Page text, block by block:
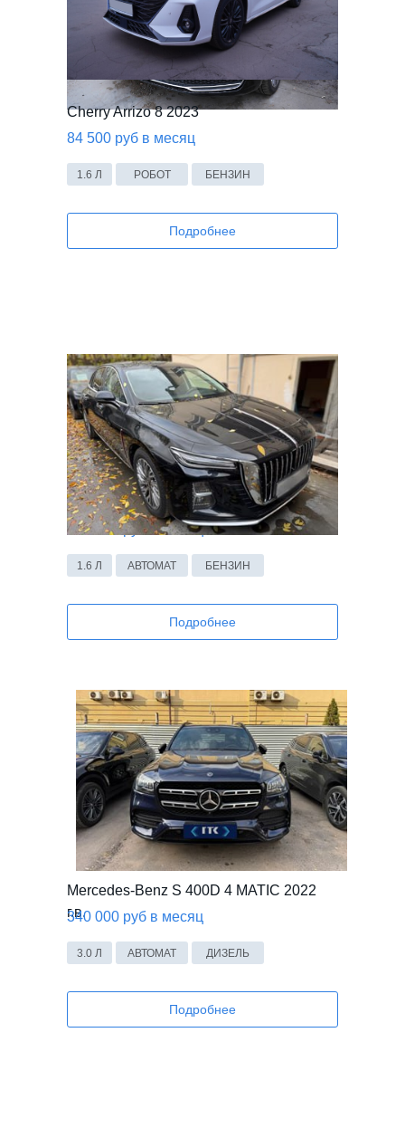
Hongqi H9 2024
172 832 руб в месяц
Подробнее
1.6 Л АВТОМАТ БЕНЗИН
Cherry Arrizo 8 2023
84 500 руб в месяц
Подробнее
1.6 Л РОБОТ БЕНЗИН
Mercedes-Benz S 400D 4 MATIC 2022
г.в.
340 000 руб в месяц
Подробнее
3.0 Л АВТОМАТ ДИЗЕЛЬ